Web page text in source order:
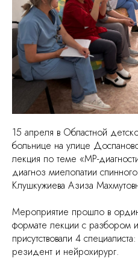
15 апреля в Областной
больнице на улице
лекция по теме «МР-
диагноз миелопатии
Клушкужиева Азиза
Мероприятие прошло в
формате лекции с разбором
присутствовали 4
резидент и нейрохирург.